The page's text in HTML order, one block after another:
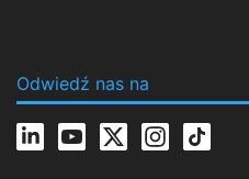
Odwiedź nas na